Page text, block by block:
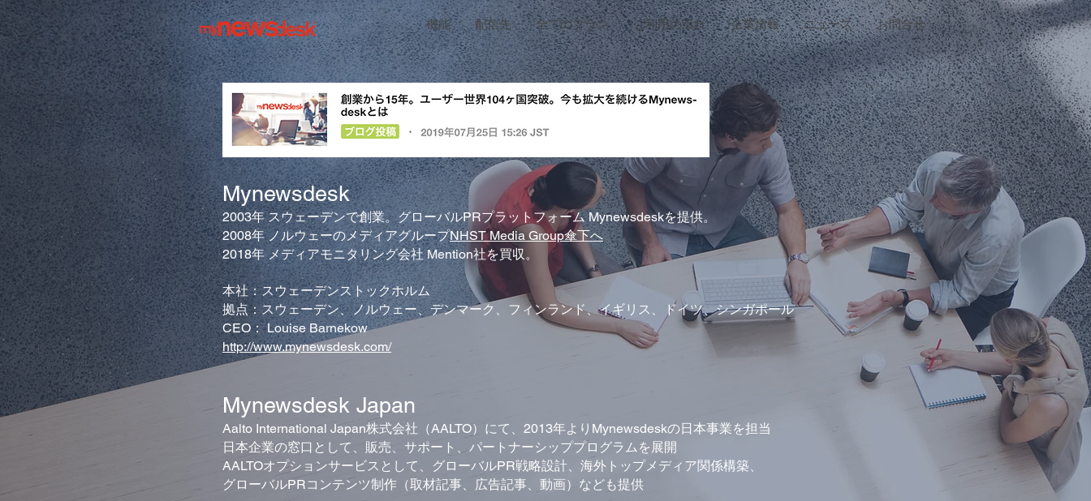
機能 配信先 全てのプラン ご利用の流れ 企業情報 ニュース お問合せ
Mynewsdesk
2003年 スウェーデンで創業。グローバルPRプラットフォーム Mynewsdeskを提供。
2008年 ノルウェーのメディアグループNHST Media Group傘下へ
2018年 メディアモニタリング会社 Mention社を買収。
​本社：スウェーデンストックホルム
拠点：スウェーデン、ノルウェー、デンマーク、フィンランド、イギリス、ドイツ、シンガポール
CEO： Louise Barnekow
http://www.mynewsdesk.com/
Mynewsdesk Japan
Aalto International Japan株式会社（AALTO）にて、 2013年よりMynewsdeskの日本事業を担当
日本企業の窓口として、販売、サポート、パートナーシッププログラムを展開
AALTOオプションサービスとして、グローバルPR戦略設計、海外トップメディア関係構築、
グローバルPRコンテンツ制作（取材記事、広告記事、動画）なども提供